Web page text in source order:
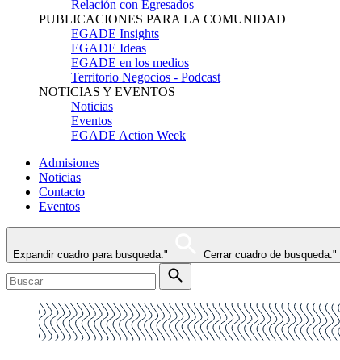
Relación con Egresados
PUBLICACIONES PARA LA COMUNIDAD
EGADE Insights
EGADE Ideas
EGADE en los medios
Territorio Negocios - Podcast
NOTICIAS Y EVENTOS
Noticias
Eventos
EGADE Action Week
Admisiones
Noticias
Contacto
Eventos
Expandir cuadro para busqueda." Cerrar cuadro de busqueda."